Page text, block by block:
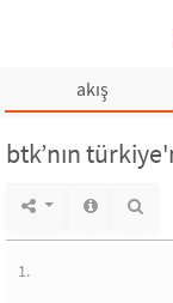
akış
btk’nın
1.